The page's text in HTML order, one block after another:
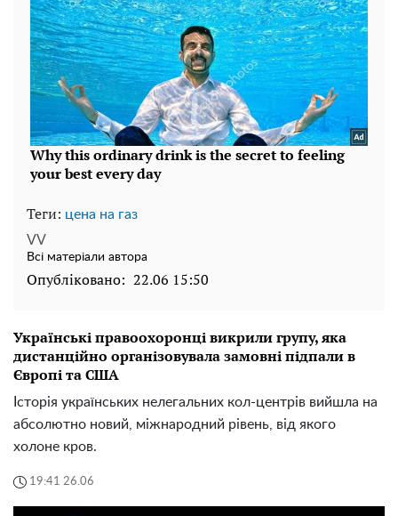
Теги: цена на газ
VV
Всі матеріали автора
Опубліковано: 22.06 15:50
Українські правоохоронці викрили групу, яка
дистанційно організовувала замовні підпали в
Європі та США
Історія українських нелегальних кол-центрів вийшла на
абсолютно новий, міжнародний рівень, від якого
холоне кров.
19:41 26.06